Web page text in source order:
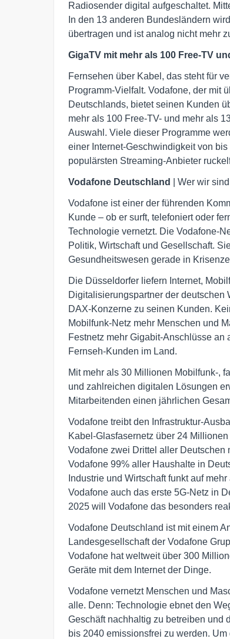
Radiosender digital aufgeschaltet.
In den 13 anderen Bundesländern
übertragen und ist analog nicht mehr
GigaTV mit mehr als 100 Free-TV
Fernsehen über Kabel, das steht für
Programm-Vielfalt. Vodafone, der mit
Deutschlands, bietet seinen Kunden
mehr als 100 Free-TV- und mehr als
Auswahl. Viele dieser Programme
einer Internet-Geschwindigkeit von
populärsten Streaming-Anbieter
Vodafone Deutschland | Wer wir sind
Vodafone ist einer der führenden
Kunde – ob er surft, telefoniert oder
Technologie vernetzt. Die Vodafone-
Politik, Wirtschaft und Gesellschaft.
Gesundheitswesen gerade in
Die Düsseldorfer liefern Internet,
Digitalisierungspartner der deutschen
DAX-Konzerne zu seinen Kunden.
Mobilfunk-Netz mehr Menschen und
Festnetz mehr Gigabit-Anschlüsse
Fernseh-Kunden im Land.
Mit mehr als 30 Millionen Mobilfunk-,
und zahlreichen digitalen Lösungen
Mitarbeitenden einen jährlichen
Vodafone treibt den Infrastruktur-
Kabel-Glasfasernetz über 24
Vodafone zwei Drittel aller Deutschen
Vodafone 99% aller Haushalte in
Industrie und Wirtschaft funkt auf
Vodafone auch das erste 5G-Netz in
2025 will Vodafone das besonders
Vodafone Deutschland ist mit einem
Landesgesellschaft der Vodafone
Vodafone hat weltweit über 300
Geräte mit dem Internet der Dinge.
Vodafone vernetzt Menschen und
alle. Denn: Technologie ebnet den
Geschäft nachhaltig zu betreiben und
bis 2040 emissionsfrei zu werden.